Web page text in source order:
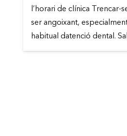
l’horari de clínica Trencar-
ser angoixant,
habitual datenció dental.